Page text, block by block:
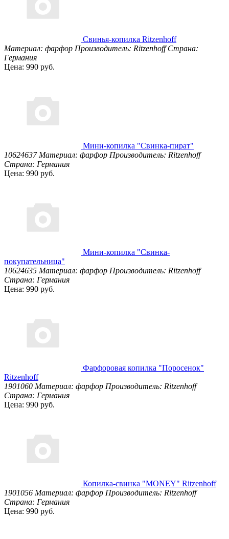
Свинья-копилка Ritzenhoff
Материал: фарфор Производитель: Ritzenhoff Страна:
Германия
Цена: 990 руб.
Мини-копилка "Свинка-пират"
10624637 Материал: фарфор Производитель: Ritzenhoff
Страна: Германия
Цена: 990 руб.
Мини-копилка "Свинка-
покупательница"
10624635 Материал: фарфор Производитель: Ritzenhoff
Страна: Германия
Цена: 990 руб.
Фарфоровая копилка "Поросенок"
Ritzenhoff
1901060 Материал: фарфор Производитель: Ritzenhoff
Страна: Германия
Цена: 990 руб.
Копилка-свинка "MONEY" Ritzenhoff
1901056 Материал: фарфор Производитель: Ritzenhoff
Страна: Германия
Цена: 990 руб.